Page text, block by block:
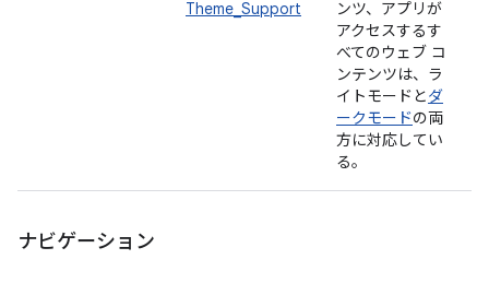
Theme_Support
ンツ、アプリが
アクセスするす
べてのウェブ コ
ンテンツは、ラ
イトモードとダ
ークモードの両
方に対応してい
る。
ナビゲーション